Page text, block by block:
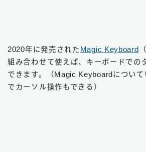
2020年に発売された Magic Keyboard
組み合わせて使えば、キーボードでの
できます。（Magic Keyboardについて
でカーソル操作もできる）